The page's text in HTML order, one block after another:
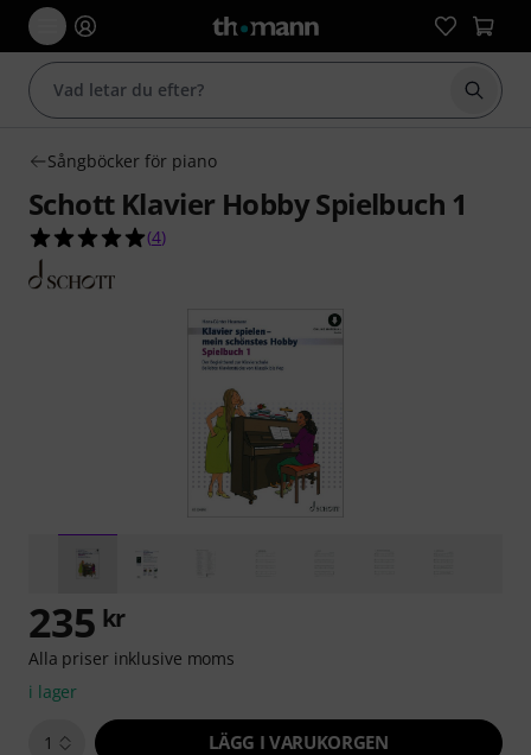
Börja
Sångböcker för piano
Schott Klavier Hobby Spielbuch 1
5.0 av 5 stjärnor från 4 kundbetyg
(4)
235 kr
Alla priser inklusive moms
i lager
1 LÄGG I VARUKORGEN